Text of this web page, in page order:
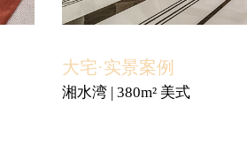
大宅·实景案例
湘水湾 | 380m² 美式